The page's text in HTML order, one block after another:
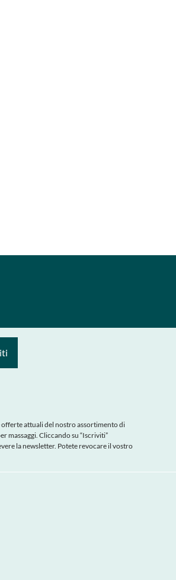
attuali del nostro assortimento di
Cliccando su “Iscriviti”
la newsletter. Potete revocare il vostro